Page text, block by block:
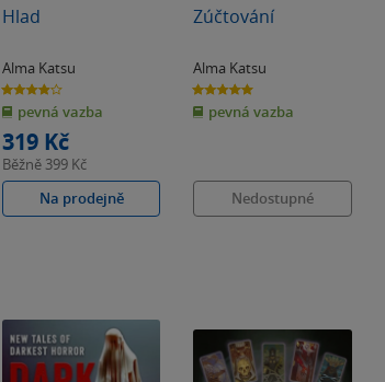
Hlad
Alma Katsu
3.9
z
5
hvězdiček
pevná vazba
319 Kč
Běžně 399 Kč
Na prodejně
Zúčtování
Alma Katsu
5.0
z
5
hvězdiček
pevná vazba
Nedostupné